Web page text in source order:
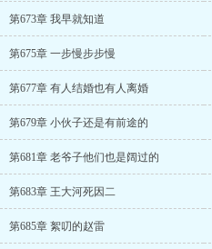
第673章 我早就知道
第675章 一步慢步步慢
第677章 有人结婚也有人离婚
第679章 小伙子还是有前途的
第681章 老爷子他们也是阔过的
第683章 王大河死因二
第685章 絮叨的赵雷